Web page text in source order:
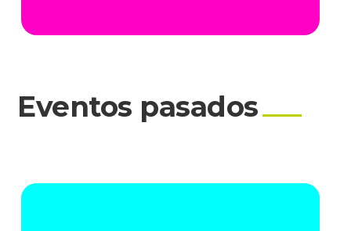
Eventos pasados